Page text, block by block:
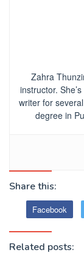
Zahra
instructor.
writer for
degree in
Share this:
Facebook
Related posts: